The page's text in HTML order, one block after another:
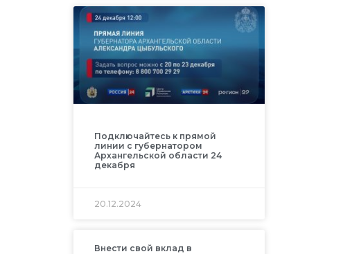
Подключайтесь к прямой
линии с губернатором
Архангельской области 24
декабря
20.12.2024
Внести свой вклад в